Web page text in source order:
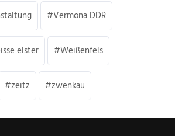
Vermona DDR
elster Weißenfels
zeitz zwenkau